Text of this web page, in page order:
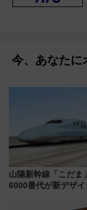
今、あなたに
山陽新幹線「こだま
6000番代が新デザイ